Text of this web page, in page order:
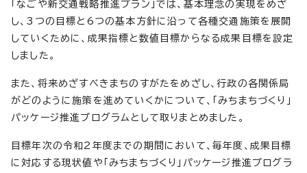
「なごや新交通戦略推進プラン」では、基本理念の実現をめざ
し、3つの目標と6つの基本方針に沿って各種交通施策を展開
していくために、成果指標と数値目標からなる成果目標を設定
しました。
また、将来めざすべきまちのすがたをめざし、行政の各関係局
がどのように施策を進めていくかについて、「みちまちづくり」
パッケージ推進プログラムとして取りまとめました。
目標年次の令和2年度までの期間において、毎年度、成果目標
に対応する現状値や「みちまちづくり」パッケージ推進プログラ